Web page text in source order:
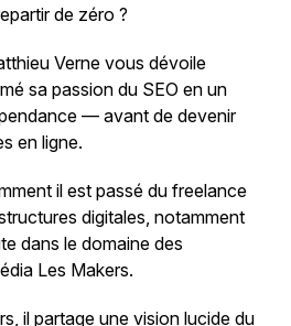
de zéro ?
Verne vous dévoile
sa passion du SEO en un
— avant de devenir
en ligne.
il est passé du freelance
digitales, notamment
dans le domaine des
Les Makers.
il partage une vision lucide du